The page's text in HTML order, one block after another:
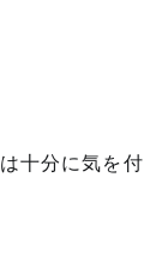
十分に気を付